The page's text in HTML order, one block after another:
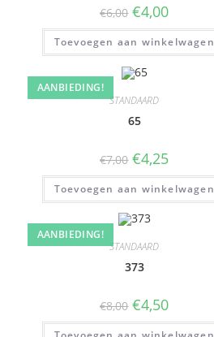
€6,00 €4,00
Toevoegen aan winkelwagen
AANBIEDING!
STANDAARD
65
€7,00 €4,25
Toevoegen aan winkelwagen
AANBIEDING!
STANDAARD
373
€8,00 €4,50